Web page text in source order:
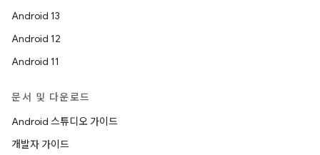
Android 13
Android 12
Android 11
문서 및 다운로드
Android 스튜디오 가이드
개발자 가이드